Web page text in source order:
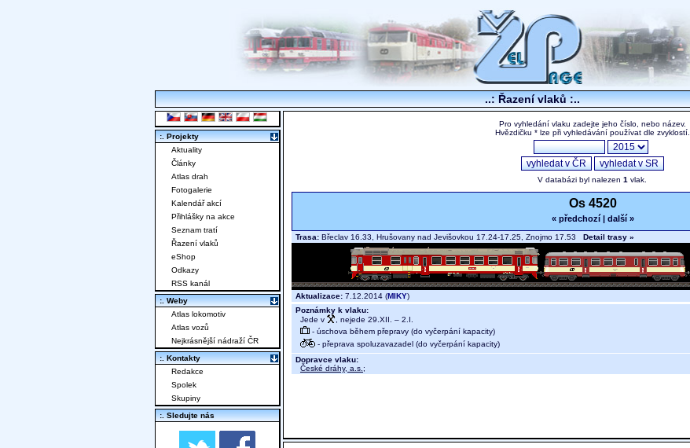
..: Řazení vlaků :..
Pro vyhledání vlaku zadejte jeho číslo, nebo název.
Hvězdičku * lze při vyhledávání používat dle zvyklostí.
V databázi byl nalezen 1 vlak.
Os 4520
« předchozí| další »
Trasa: Břeclav 16.33, Hrušovany nad Jevišovkou 17.24-17.25, Znojmo 17.53 Detail trasy »
Aktualizace: 7.12.2014 (MIKY)
Poznámky k vlaku:
Jede v
, nejede 29.XII. – 2.I.
- úschova během přepravy (do vyčerpání kapacity)
- přeprava spoluzavazadel (do vyčerpání kapacity)
Dopravce vlaku:
České dráhy, a.s. ;
:. Projekty
Aktuality
Články
Atlas drah
Fotogalerie
Kalendář akcí
Přihlášky na akce
Seznam tratí
Řazení vlaků
eShop
Odkazy
RSS kanál
:. Weby
Atlas lokomotiv
Atlas vozů
Nejkrásnější nádraží ČR
:. Kontakty
Redakce
Spolek
Skupiny
:. Sledujte nás